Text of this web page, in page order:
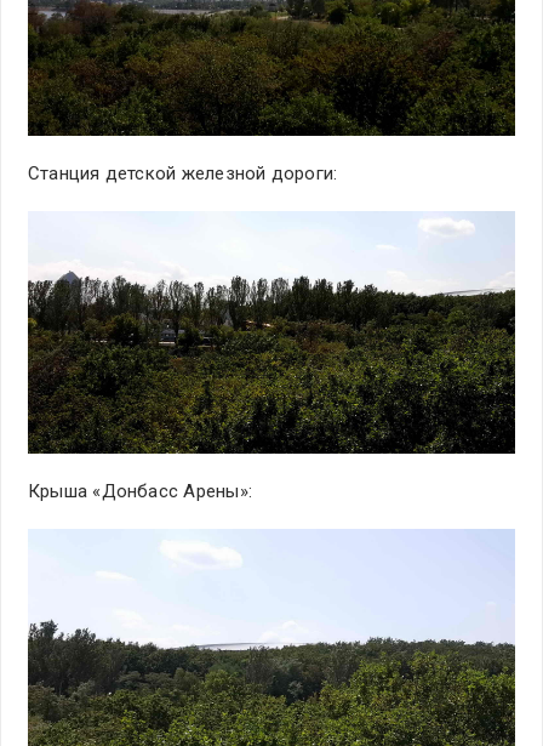
Станция детской железной дороги:
Крыша «Донбасс Арены»: